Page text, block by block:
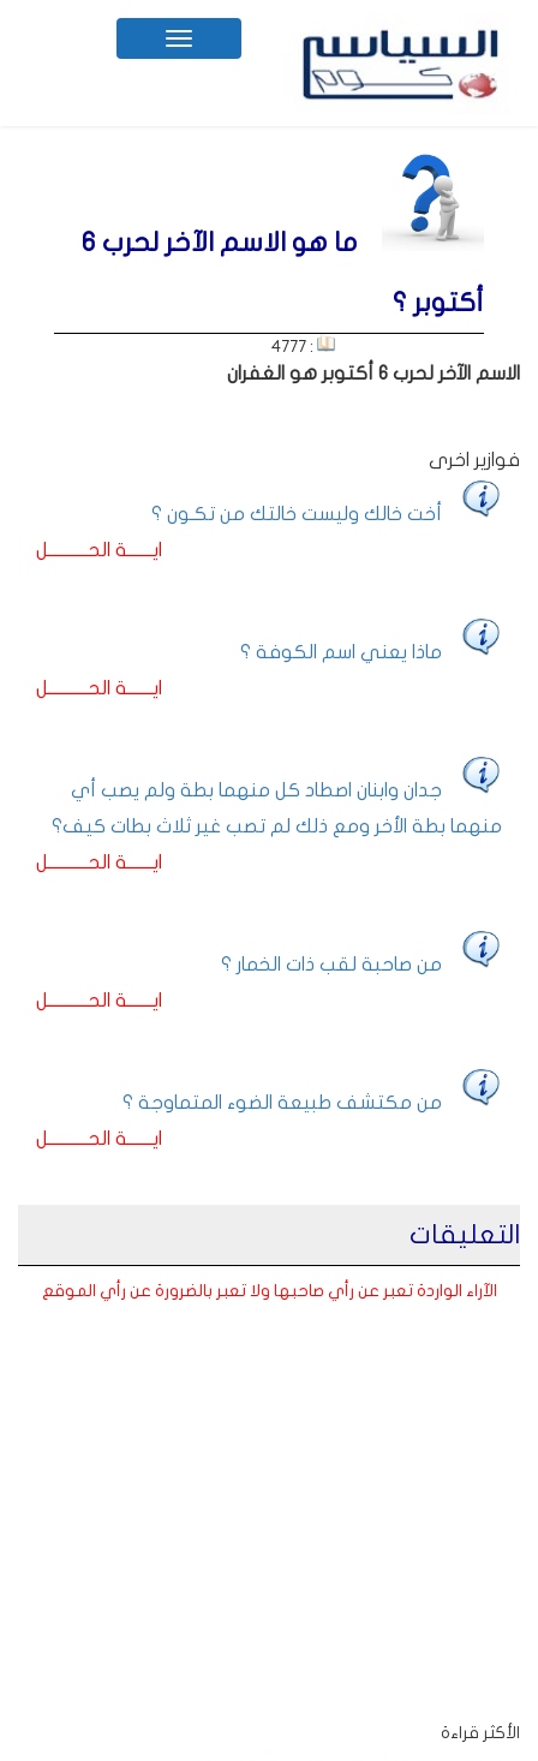
Toggle
navigation
ما هو الاسم الآخر لحرب 6
أكتوبر ؟
: 4777
الاسم الآخر لحرب 6 أكتوبر هو الغفران
فوازير اخرى
أخت خالك وليست خالتك من تكـون ؟
ايـــــــة الحـــــــــــل
ماذا يعني اسم الكوفة ؟
ايـــــــة الحـــــــــــل
جدان وابنان اصطاد كل منهما بطة ولم يصب أي
منهما بطة الأخر ومع ذلك لم تصب غير ثلاث بطات كيف؟
ايـــــــة الحـــــــــــل
من صاحبة لقب ذات الخمار ؟
ايـــــــة الحـــــــــــل
من مكتشف طبيعة الضوء المتماوجة ؟
ايـــــــة الحـــــــــــل
التعليقات
الآراء الواردة تعبر عن رأي صاحبها ولا تعبر بالضرورة عن رأي الموقع
الأكثر قراءة